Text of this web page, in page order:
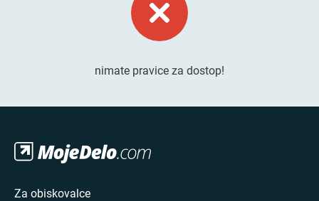
nimate pravice za dostop!
Za obiskovalce